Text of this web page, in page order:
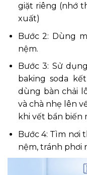
giặt riêng (nhớ
xuất)
Bước 2: Dùng
nệm.
Bước 3: Sử
baking soda
dùng bàn chải
và chà nhẹ lên
khi vết bẩn biến
Bước 4: Tìm nơi
nệm, tránh phơi